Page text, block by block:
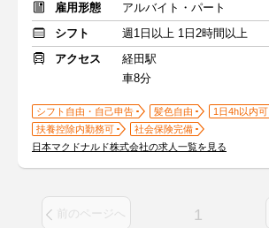
雇用形態
アルバイト・パート
シフト
週1日以上 1日2時間以上
アクセス
経田駅
車8分
シフト自由・自己申告 髪色自由
1日4h以内可
扶養控除内勤務可
社会保険完備
日本マクドナルド株式会社の求人一覧を見る
前のページへ 1